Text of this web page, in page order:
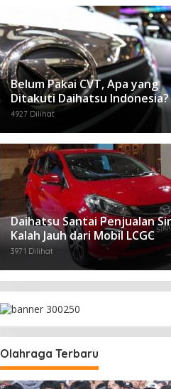
Belum Pakai CVT, Apa yang
Ditakuti Daihatsu Indonesia?
4927 Dilihat
Daihatsu Santai Penjualan
Kalah Jauh dari Mobil LCGC
3971 Dilihat
Olahraga Terbaru